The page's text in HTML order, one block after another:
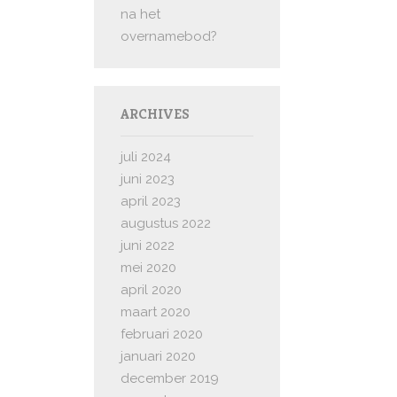
na het
overnamebod?
ARCHIVES
juli 2024
juni 2023
april 2023
augustus 2022
juni 2022
mei 2020
april 2020
maart 2020
februari 2020
januari 2020
december 2019